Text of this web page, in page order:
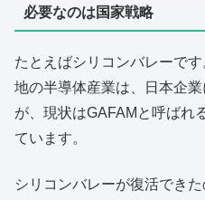
必要なのは国家戦略
たとえばシリコンバレーで
地の半導体産業は、日本企
が、現状はGAFAMと呼ばれ
ています。
シリコンバレーが復活でき